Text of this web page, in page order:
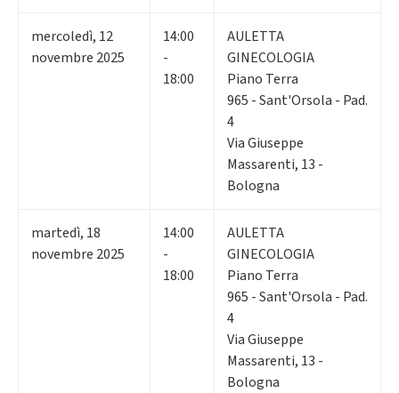
mercoledì, 12
novembre 2025
14:00
-
18:00
AULETTA
GINECOLOGIA
Piano Terra
965 - Sant'Orsola - Pad.
4
Via Giuseppe
Massarenti, 13 -
Bologna
martedì, 18
novembre 2025
14:00
-
18:00
AULETTA
GINECOLOGIA
Piano Terra
965 - Sant'Orsola - Pad.
4
Via Giuseppe
Massarenti, 13 -
Bologna